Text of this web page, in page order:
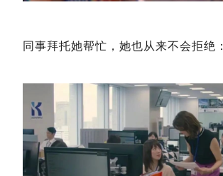
同事拜托她帮忙，她也从来不会拒绝：